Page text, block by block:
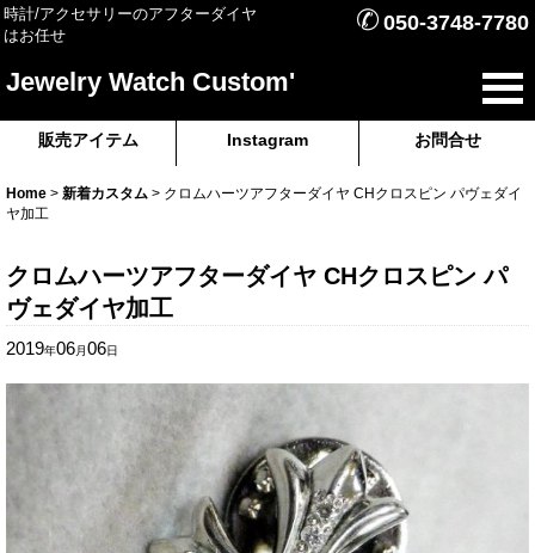
時計/アクセサリーのアフターダイヤ
はお任せ
✆ 050-3748-7780
Jewelry Watch Custom'
販売アイテム Instagram お問合せ
Home > 新着カスタム > クロムハーツアフターダイヤ CHクロスピン パヴェダイ
ヤ加工
クロムハーツアフターダイヤ CHクロスピン パ
ヴェダイヤ加工
2019年06月06日